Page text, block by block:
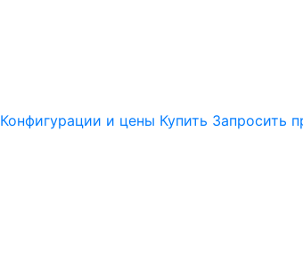
Конфигурации и цены Купить Запросить